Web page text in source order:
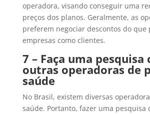
operadora, visando conseguir uma
preços dos planos. Geralmente, as
preferem negociar descontos do que
empresas como clientes.
7 – Faça uma pesquisa
outras operadoras de
saúde
No Brasil, existem diversas
saúde. Portanto, fazer uma pesquisa